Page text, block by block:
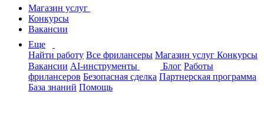
Магазин услуг
Конкурсы
Вакансии
Еще
Найти работу Все фрилансеры Магазин услуг Конкурсы
Вакансии AI-инструменты Блог Работы
фрилансеров Безопасная сделка Партнерская программа
База знаний Помощь